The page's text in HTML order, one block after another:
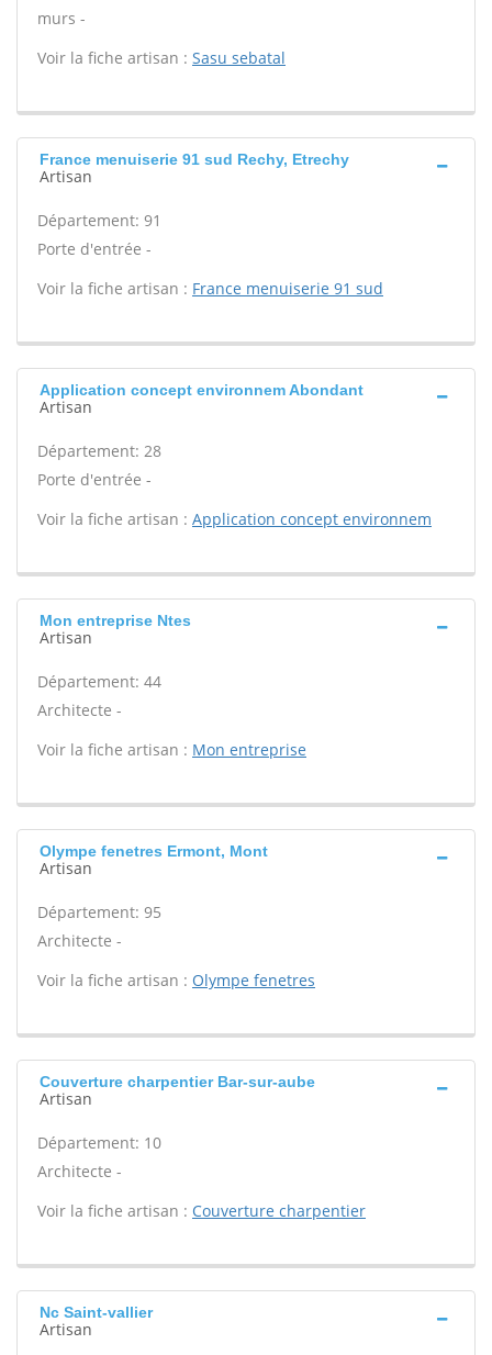
murs -
Voir la fiche artisan : Sasu sebatal
France menuiserie 91 sud Rechy, Etrechy
Artisan
Département: 91
Porte d'entrée -
Voir la fiche artisan : France menuiserie 91 sud
Application concept environnem Abondant
Artisan
Département: 28
Porte d'entrée -
Voir la fiche artisan : Application concept environnem
Mon entreprise Ntes
Artisan
Département: 44
Architecte -
Voir la fiche artisan : Mon entreprise
Olympe fenetres Ermont, Mont
Artisan
Département: 95
Architecte -
Voir la fiche artisan : Olympe fenetres
Couverture charpentier Bar-sur-aube
Artisan
Département: 10
Architecte -
Voir la fiche artisan : Couverture charpentier
Nc Saint-vallier
Artisan